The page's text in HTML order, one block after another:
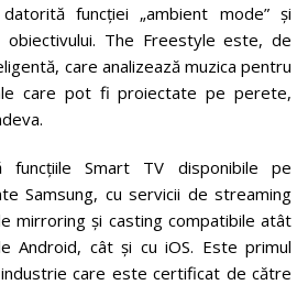
funcției „ambient mode” și
obiectivului. The Freestyle este, de
care analizează muzica pentru
care pot fi proiectate pe perete,
funcțiile Smart TV disponibile pe
Samsung, cu servicii de streaming
mirroring și casting compatibile atât
Android, cât și cu iOS. Este primul
care este certificat de către